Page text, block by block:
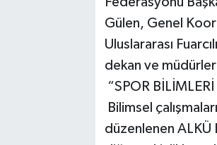
Gülen, Genel
Uluslararası
dekan ve müdürler
“SPOR
Bilimsel
düzenlenen ALKÜ